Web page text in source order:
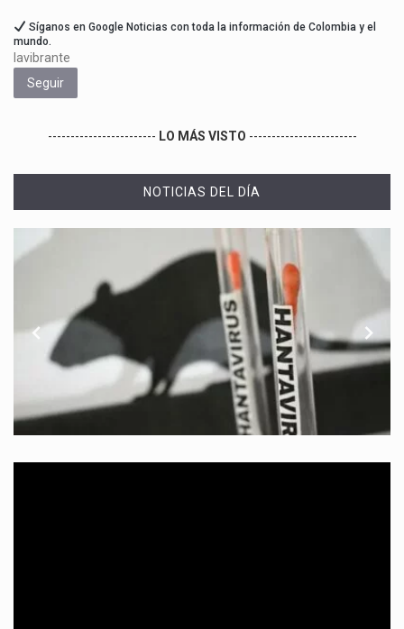
Síganos en Google Noticias con toda la información de Colombia y el
mundo.
lavibrante
Seguir
------------------------ LO MÁS VISTO ------------------------
NOTICIAS DEL DÍA